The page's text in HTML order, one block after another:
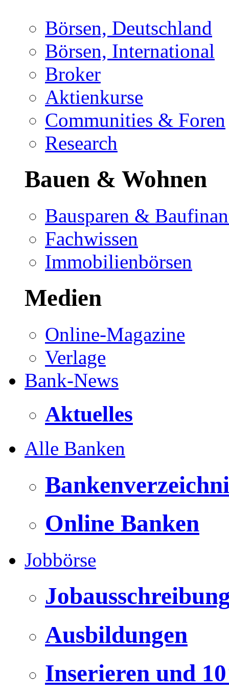
Börsen, Deutschland
Börsen, International
Broker
Aktienkurse
Communities & Foren
Research
Bauen & Wohnen
Bausparen &
Fachwissen
Immobilienbörsen
Medien
Online-Magazine
Verlage
Bank-News
Aktuelles
Alle Banken
Online Banken
Jobbörse
Ausbildungen
Inserieren und